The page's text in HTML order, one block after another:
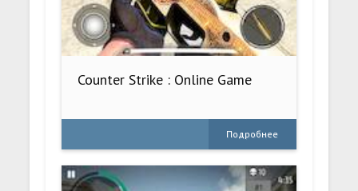
Counter Strike : Online Game
Подробнее